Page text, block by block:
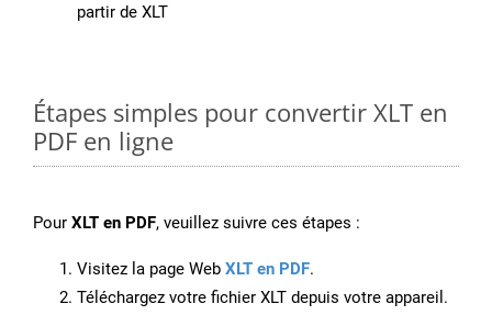
partir de XLT
Étapes simples pour convertir XLT en
PDF en ligne
Pour XLT en PDF, veuillez suivre ces étapes :
Visitez la page Web XLT en PDF.
Téléchargez votre fichier XLT depuis votre appareil.